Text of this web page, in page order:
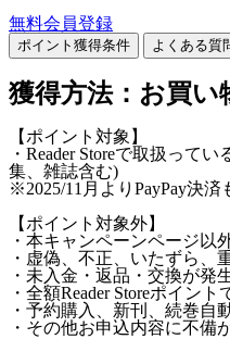
無料会員登録
ポイント獲得条件 よくある質
獲得方法：お買い
【ポイント対象】
・Reader Storeで取扱って
集、雑誌含む)
※2025/11月よりPayPay決
【ポイント対象外】
・本キャンペーンページ以
・虚偽、不正、いたずら、
・未入金・返品・交換が発
・全額Reader Storeポイン
・予約購入、新刊、続巻自
・その他お申込内容に不備